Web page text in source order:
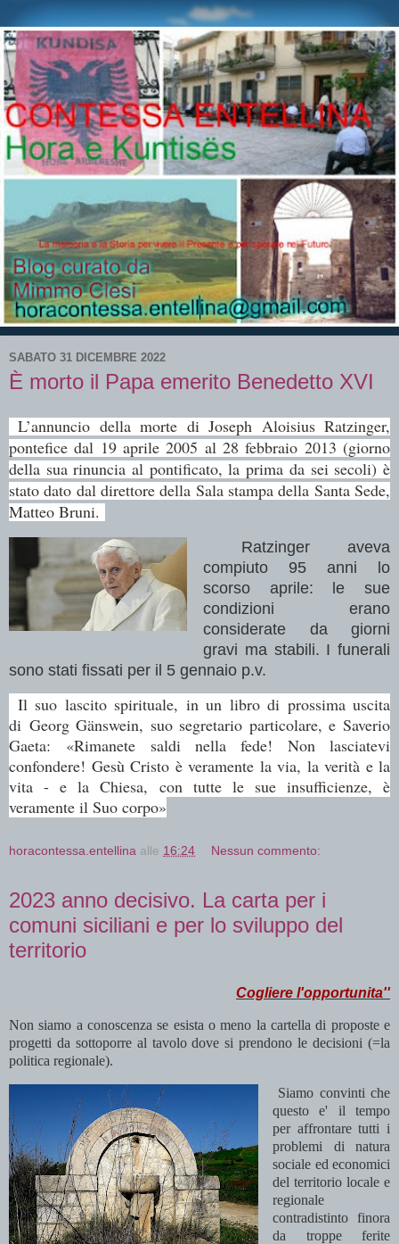
SABATO 31 DICEMBRE 2022
È morto il Papa emerito Benedetto XVI
L’annuncio della morte di Joseph Aloisius Ratzinger,
pontefice dal 19 aprile 2005 al 28 febbraio 2013 (giorno
della sua rinuncia al pontificato, la prima da sei secoli) è
stato dato dal direttore della Sala stampa della Santa Sede,
Matteo Bruni.
Ratzinger aveva
compiuto 95 anni lo
scorso aprile: le sue
condizioni erano
considerate da giorni
gravi ma stabili. I funerali
sono stati fissati per il 5 gennaio p.v.
Il suo lascito spirituale, in un libro di prossima uscita
di Georg Gänswein, suo segretario particolare, e Saverio
Gaeta: «Rimanete saldi nella fede! Non lasciatevi
confondere! Gesù Cristo è veramente la via, la verità e la
vita - e la Chiesa, con tutte le sue insufficienze, è
veramente il Suo corpo»
horacontessa.entellina alle 16:24 Nessun commento:
2023 anno decisivo. La carta per i
comuni siciliani e per lo sviluppo del
territorio
Cogliere l'opportunita''
Non siamo a conoscenza se esista o meno la cartella di proposte e
progetti da sottoporre al tavolo dove si prendono le decisioni (=la
politica regionale).
Siamo convinti che
questo e' il tempo
per affrontare tutti i
problemi di natura
sociale ed economici
del territorio locale e
regionale
contradistinto finora
da troppe ferite